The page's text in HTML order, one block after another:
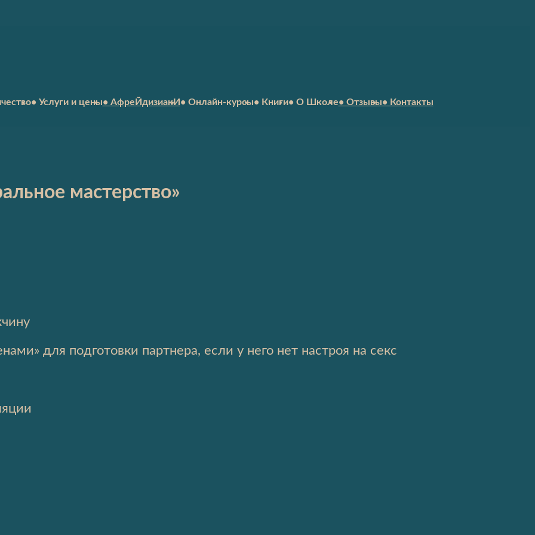
• Услуги и цены• АфреЙдизиакИ • Онлайн-курсы• Книги• О Школе• Отзывы• Контакты
мастерство»
для подготовки партнера, если у него нет настроя на секс